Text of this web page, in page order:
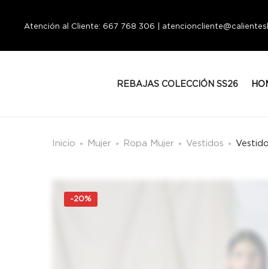
Atención al Cliente: 667 768 306 |
REBAJAS COLECCIÓN SS26
Inicio Mujer Ropa Mujer Vestidos
-20%